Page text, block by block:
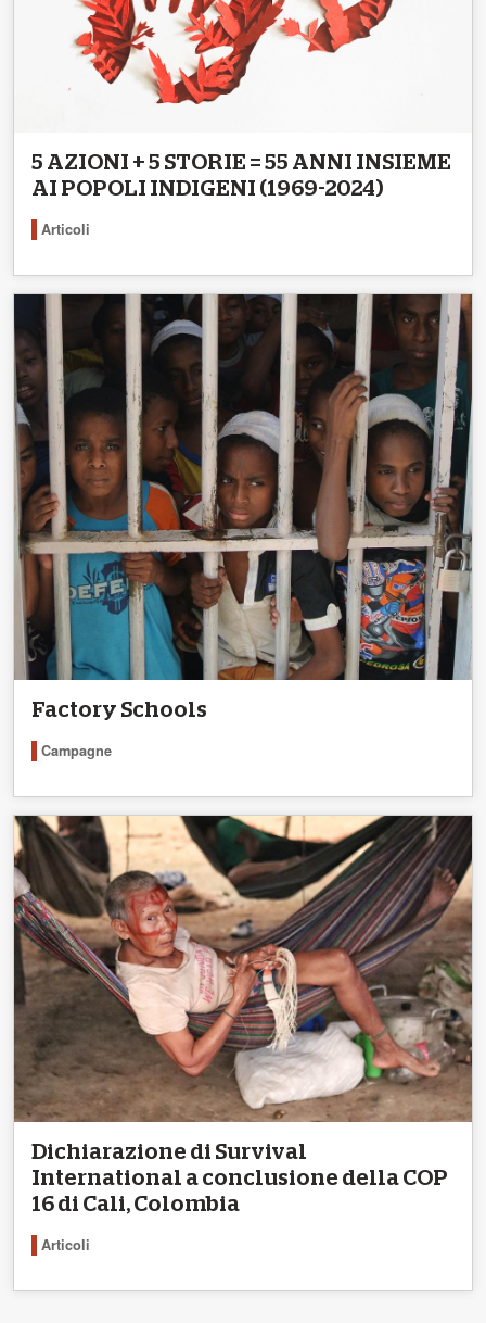
5 AZIONI + 5 STORIE = 55 ANNI INSIEME
AI POPOLI INDIGENI (1969-2024)
Articoli
Factory Schools
Campagne
Dichiarazione di Survival
International a conclusione della COP
16 di Cali, Colombia
Articoli